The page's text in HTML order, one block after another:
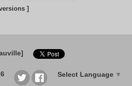
]
Select Language ▼